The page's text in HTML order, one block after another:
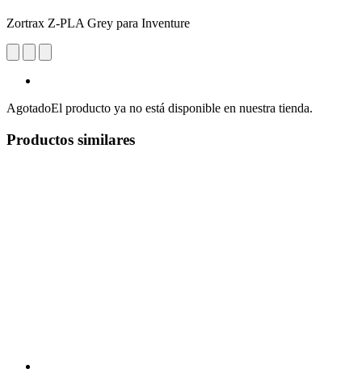
Zortrax Z-PLA Grey para Inventure
AgotadoEl producto ya no está disponible en nuestra tienda.
Productos similares